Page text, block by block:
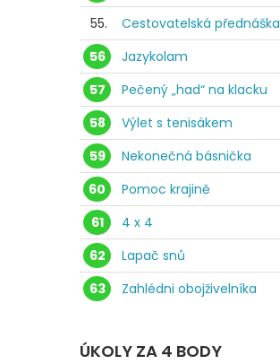
55.
Cestovatelská přednáška
56
Jazykolam
57
Pečený „had“ na klacku
58
Výlet s tenisákem
59
Nekonečná básnička
60
Pomoc krajině
61
4 x 4
62
Lapač snů
63
Zahlédni obojživelníka
ÚKOLY ZA 4 BODY